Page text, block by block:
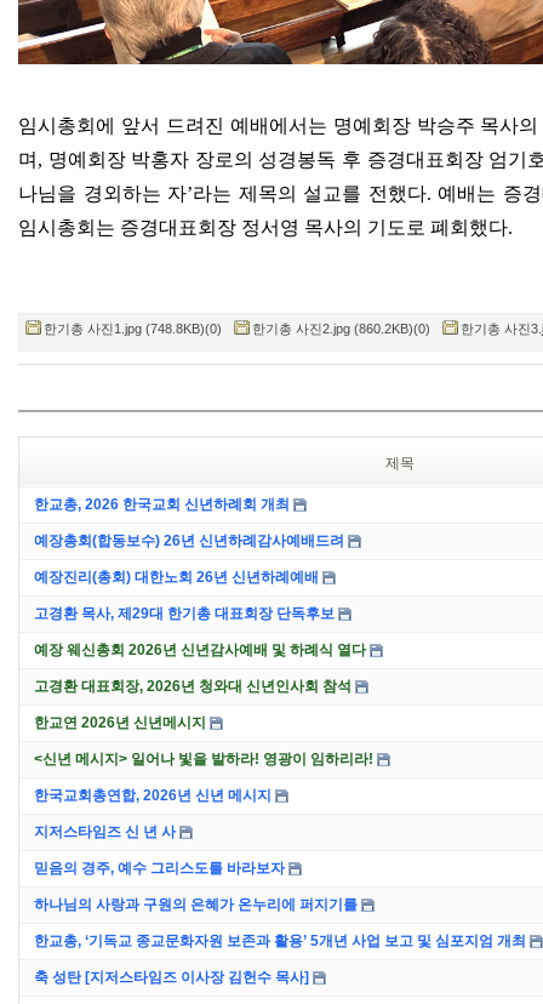
임시총회에 앞서 드려진 예배에서는 명예회장 박승주 목사
며 , 명예회장 박홍자 장로의 성경봉독 후 증경대표회장 엄기
나님을 경외하는 자’라는 제목의 설교를 전했다. 예배는 증
임시총회는 증경대표회장 정서영 목사의 기도로 폐회했다.
한기총 사진1.jpg (748.8KB)(0) 한기총 사진2.jpg (860.2KB)(0) 한기총 사진
제목
한교총, 2026 한국교회 신년하례회 개최
예장총회(합동보수) 26년 신년하례감사예배드려
예장진리(총회) 대한노회 26년 신년하례예배
고경환 목사, 제29대 한기총 대표회장 단독후보
예장 웨신총회 2026년 신년감사예배 및 하례식 열다
고경환 대표회장, 2026년 청와대 신년인사회 참석
한교연 2026년 신년메시지
<신년 메시지> 일어나 빛을 발하라! 영광이 임하리라!
한국교회총연합, 2026년 신년 메시지
지저스타임즈 신 년 사
믿음의 경주, 예수 그리스도를 바라보자
하나님의 사랑과 구원의 은혜가 온누리에 퍼지기를
한교총, ‘기독교 종교문화자원 보존과 활용’ 5개년 사업 보고 및 심포지엄 개최
축 성탄 [지저스타임즈 이사장 김헌수 목사]